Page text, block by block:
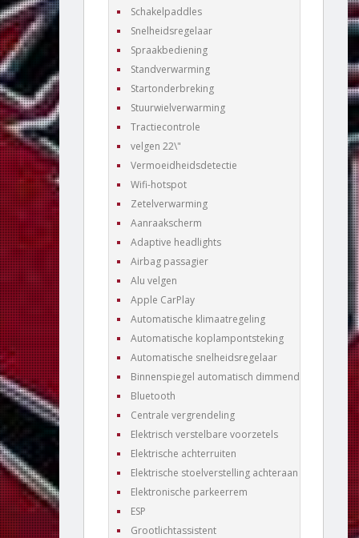
Schakelpaddles
Snelheidsregelaar
Spraakbediening
Standverwarming
Startonderbreking
Stuurwielverwarming
Tractiecontrole
velgen 22\"
Vermoeidheidsdetectie
Wifi-hotspot
Zetelverwarming
Aanraakscherm
Adaptive headlights
Airbag passagier
Alu velgen
Apple CarPlay
Automatische klimaatregeling
Automatische koplampontsteking
Automatische snelheidsregelaar
Binnenspiegel automatisch dimmend
Bluetooth
Centrale vergrendeling
Elektrisch verstelbare voorzetels
Elektrische achterruiten
Elektrische stoelverstelling achteraan
Elektronische parkeerrem
ESP
Grootlichtassistent